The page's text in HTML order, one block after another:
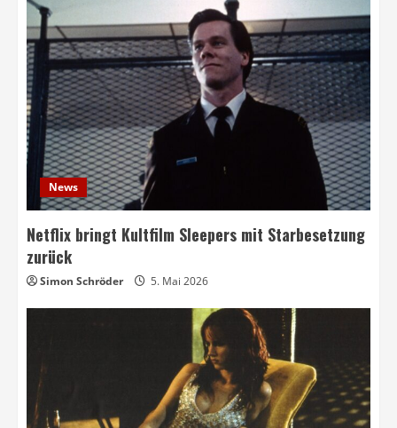
News
Netflix bringt Kultfilm Sleepers mit Starbesetzung
zurück
Simon Schröder 5. Mai 2026